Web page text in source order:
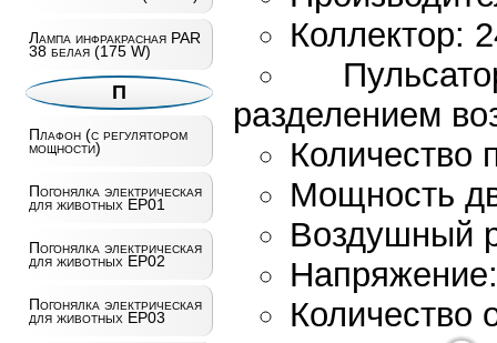
Лампа инфракрасная PAR
38 белая (175 W)
П
Плафон (с регулятором
мощности)
Погонялка электрическая
для животных EP01
Погонялка электрическая
для животных EP02
Погонялка электрическая
для животных EP03
Коллектор:
разделением
Количество
Мощность
Воздушный
Количество